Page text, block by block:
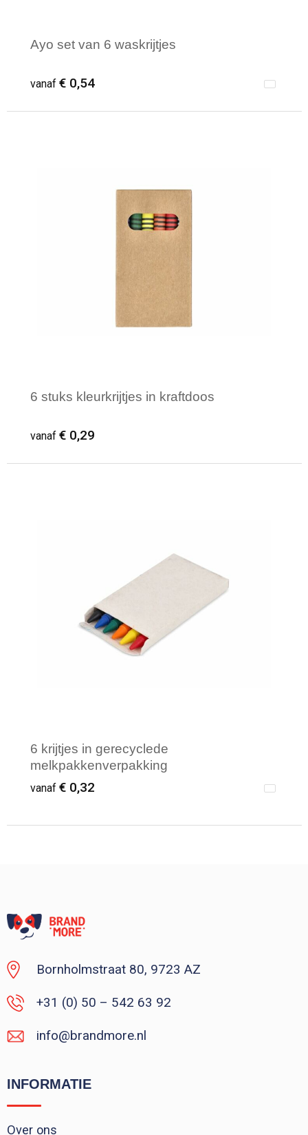
Ayo set van 6 waskrijtjes
vanaf € 0,54
6 stuks kleurkrijtjes in kraftdoos
vanaf € 0,29
6 krijtjes in gerecyclede
melkpakkenverpakking
vanaf € 0,32
Bornholmstraat 80, 9723 AZ
+31 (0) 50 – 542 63 92
info@brandmore.nl
INFORMATIE
Over ons